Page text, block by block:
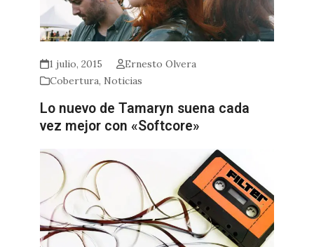
1 julio, 2015
Ernesto Olvera
Cobertura, Noticias
Lo nuevo de Tamaryn suena cada
vez mejor con «Softcore»